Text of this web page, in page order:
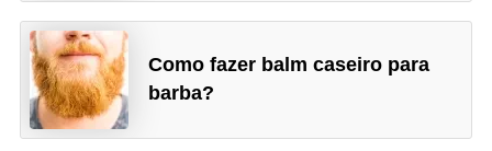
Como fazer balm caseiro para
barba?